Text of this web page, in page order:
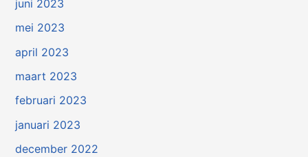
juni 2023
mei 2023
april 2023
maart 2023
februari 2023
januari 2023
december 2022